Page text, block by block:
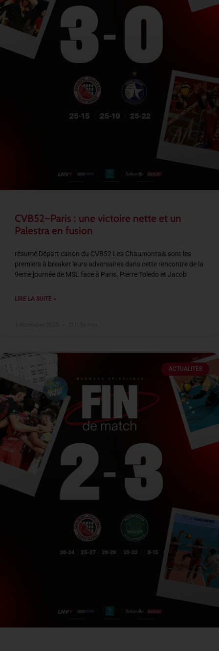
CVB52–Paris : une victoire nette et un
Palestra en fusion
résumé Départ canon du CVB52 Les Chaumontais sont les
premiers à breaker leurs adversaires dans cette rencontre de la
9eme journée de MSL face à Paris. Pierre Toledo et Jacob
LIRE LA SUITE »
ACTUALITÉS